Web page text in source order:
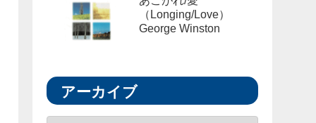
（Longing/Love）
George Winston
アーカイブ